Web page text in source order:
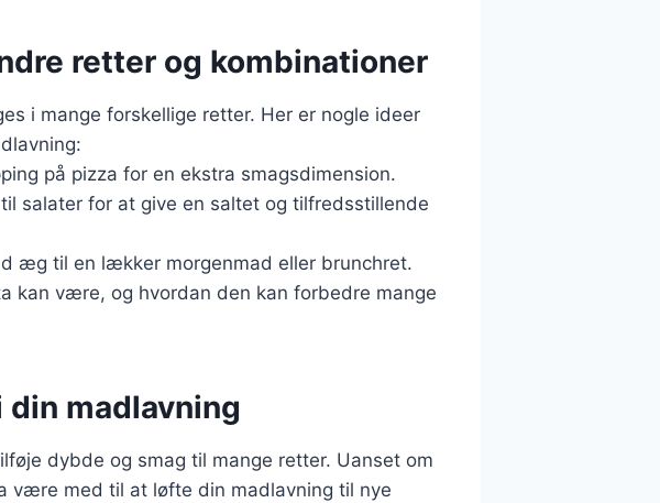
retter og kombinationer
i mange forskellige retter. Her er nogle ideer
på pizza for en ekstra smagsdimension.
salater for at give en saltet og tilfredsstillende
æg til en lækker morgenmad eller brunchret.
kan være, og hvordan den kan forbedre mange
madlavning
dybde og smag til mange retter. Uanset om
være med til at løfte din madlavning til nye